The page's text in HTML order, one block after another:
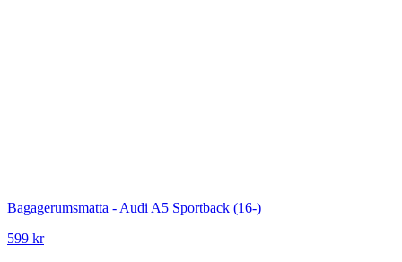
Bagagerumsmatta - Audi A5 Sportback (16-)
599 kr